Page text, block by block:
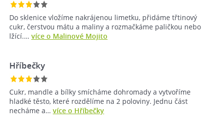
Do sklenice vložíme nakrájenou limetku, přidáme třtinový
cukr, čerstvou mátu a maliny a rozmačkáme paličkou nebo
lžící.… více o Malinové Mojito
Hříbečky
Cukr, mandle a bílky smícháme dohromady a vytvoříme
hladké těsto, které rozdělíme na 2 poloviny. Jednu část
necháme a… více o Hříbečky